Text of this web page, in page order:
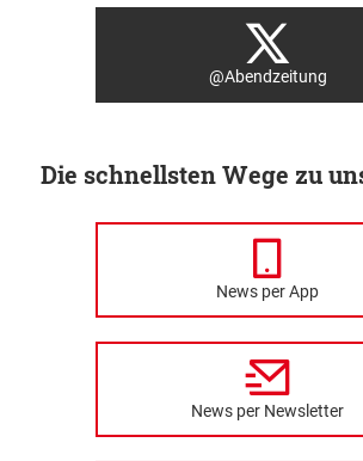
@Abendzeitung
Die schnellsten Wege zu
News per App
News per Newsletter